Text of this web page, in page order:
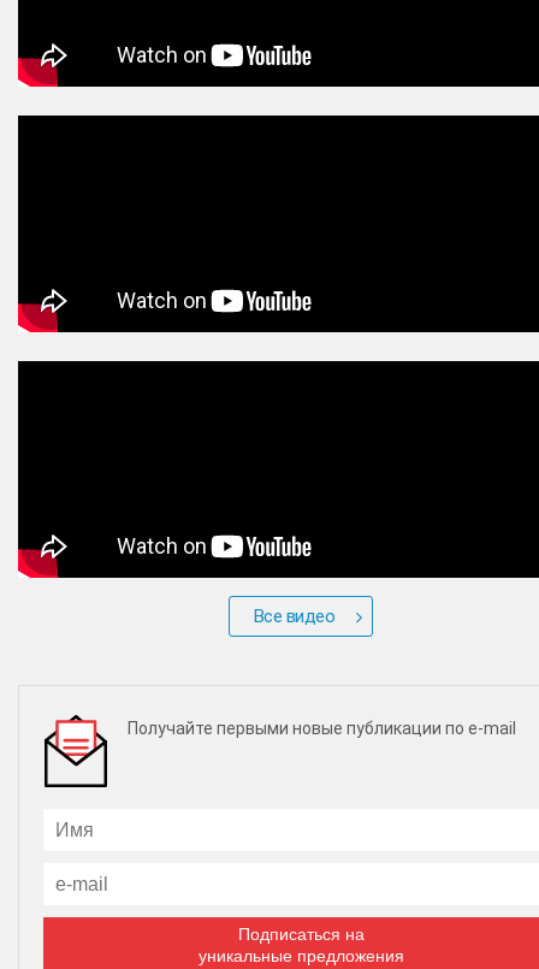
Все видео
Получайте первыми новые публикации по e-mail
Подписаться на
уникальные предложения